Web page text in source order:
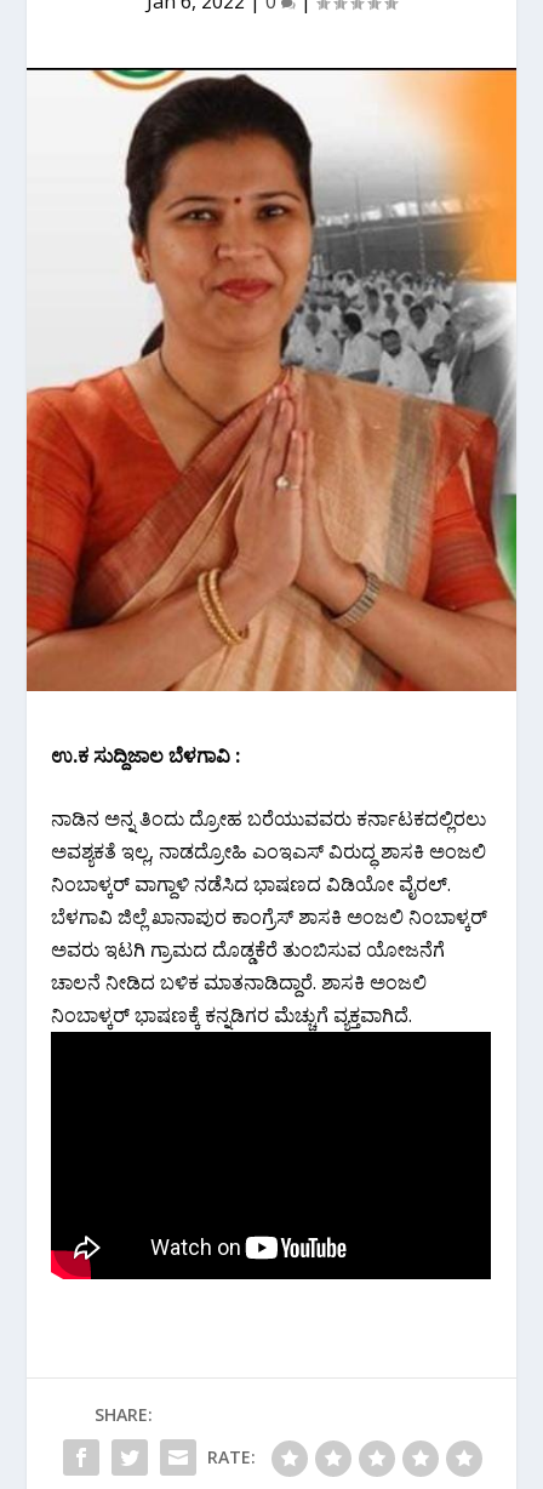
ಉ.ಕ ಸುದ್ದಿಜಾಲ ಬೆಳಗಾವಿ :
ನಾಡಿನ ಅನ್ನ ತಿಂದು ದ್ರೋಹ ಬರೆಯುವವರು ಕರ್ನಾಟಕದಲ್ಲಿರಲು
ಅವಶ್ಯಕತೆ ಇಲ್ಲ, ನಾಡದ್ರೋಹಿ ಎಂಇಎಸ್ ವಿರುದ್ಧ ಶಾಸಕಿ ಅಂಜಲಿ‌
ನಿಂಬಾಳ್ಕರ್ ವಾಗ್ದಾಳಿ ನಡೆಸಿದ ಭಾಷಣದ ವಿಡಿಯೋ ವೈರಲ್.
ಬೆಳಗಾವಿ ಜಿಲ್ಲೆ ಖಾನಾಪುರ ಕಾಂಗ್ರೆಸ್ ಶಾಸಕಿ ಅಂಜಲಿ‌ ನಿಂಬಾಳ್ಕರ್
ಅವರು ಇಟಗಿ ಗ್ರಾಮದ ದೊಡ್ಡಕೆರೆ ತುಂಬಿಸುವ ಯೋಜನೆಗೆ
ಚಾಲನೆ ನೀಡಿದ ಬಳಿಕ ಮಾತನಾಡಿದ್ದಾರೆ. ಶಾಸಕಿ ಅಂಜಲಿ
ನಿಂಬಾಳ್ಕರ್ ಭಾಷಣಕ್ಕೆ ಕನ್ನಡಿಗರ ಮೆಚ್ಚುಗೆ ವ್ಯಕ್ತವಾಗಿದೆ.
SHARE:
RATE: